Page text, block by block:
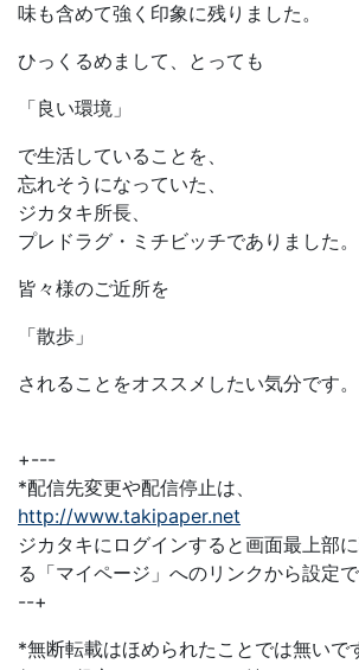
味も含めて強く印象に残りました。
ひっくるめまして、とっても
「良い環境」
で生活していることを、
忘れそうになっていた、
ジカタキ所長、
プレドラグ・ミチビッチでありました。
皆々様のご近所を
「散歩」
されることをオススメしたい気分です。
+---
*配信先変更や配信停止は、
http://www.takipaper.net
ジカタキにログインすると画面最上部
る「マイページ」へのリンクから設定
--+
*無断転載はほめられたことでは無いで